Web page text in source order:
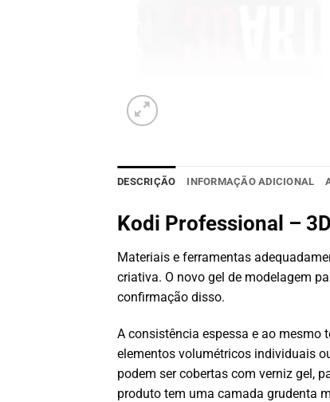
DESCRIÇÃO INFORMAÇÃO ADICIONAL
Kodi Professional –
Materiais e ferramentas
criativa. O novo gel de modelagem
confirmação disso.
A consistência espessa e ao mesmo
elementos volumétricos individuais
podem ser cobertas com verniz gel,
produto tem uma camada grudenta